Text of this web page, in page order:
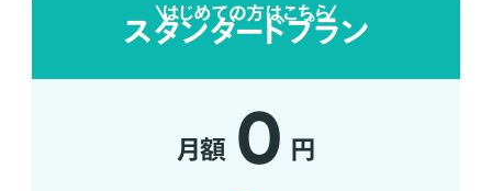
はじめての方はこちら
スタンダードプラン
月額 0 円